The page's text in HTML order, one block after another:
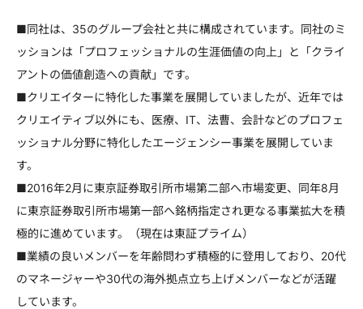
■同社は、35のグループ会社と共に構成されています。同社のミ
ッションは「プロフェッショナルの生涯価値の向上」と「クライ
アントの価値創造への貢献」です。
■クリエイターに特化した事業を展開していましたが、近年では
クリエイティブ以外にも、医療、IT、法曹、会計などのプロフェ
ッショナル分野に特化したエージェンシー事業を展開していま
す。
■2016年2月に東京証券取引所市場第二部へ市場変更、同年8月
に東京証券取引所市場第一部へ銘柄指定され更なる事業拡大を積
極的に進めています。（現在は東証プライム）
■業績の良いメンバーを年齢問わず積極的に登用しており、20代
のマネージャーや30代の海外拠点立ち上げメンバーなどが活躍
しています。